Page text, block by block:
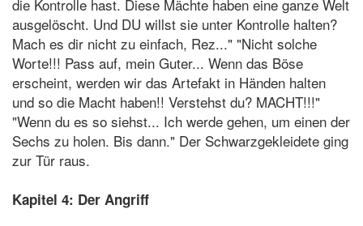
die Kontrolle hast. Diese Mächte haben eine ganze Welt
ausgelöscht. Und DU willst sie unter Kontrolle halten?
Mach es dir nicht zu einfach, Rez..." "Nicht solche
Worte!!! Pass auf, mein Guter... Wenn das Böse
erscheint, werden wir das Artefakt in Händen halten
und so die Macht haben!! Verstehst du? MACHT!!!"
"Wenn du es so siehst... Ich werde gehen, um einen der
Sechs zu holen. Bis dann." Der Schwarzgekleidete ging
zur Tür raus.
Kapitel 4: Der Angriff